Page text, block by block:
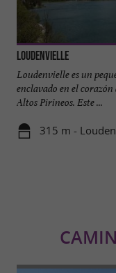
Loudenvielle
Loudenvielle es un
enclavado en el
Altos Pirineos. Este ...
315 m -